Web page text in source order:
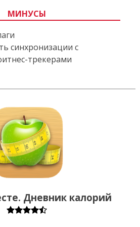
МИНУСЫ
синхронизации с
трекерами
Дневник калорий